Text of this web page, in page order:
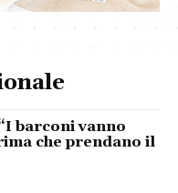
barconi vanno
che prendano il